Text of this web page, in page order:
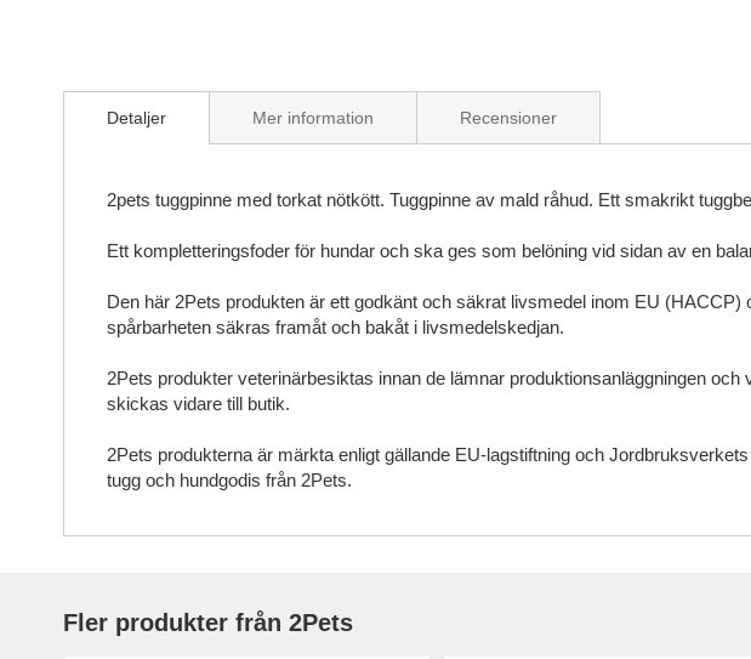
images
galleryDetaljer
2pets tuggpinne med torkat nötkött. Tuggpinne av mald råhud. Ett smakrikt
Ett kompletteringsfoder för hundar och ska ges som belöning vid sidan av en
Den här 2Pets produkten är ett godkänt och säkrat livsmedel inom EU
spårbarheten säkras framåt och bakåt i livsmedelskedjan.
2Pets produkter veterinärbesiktas innan de lämnar produktionsanläggningen
skickas vidare till butik.
2Pets produkterna är märkta enligt gällande EU-lagstiftning och
tugg och hundgodis från 2Pets.
Mer information Recensioner
Fler produkter från 2Pets